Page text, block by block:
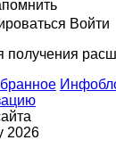
Войти
получения
2026